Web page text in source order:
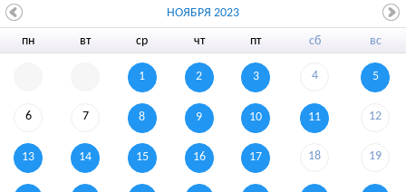
пн вт ср чт пт сб вс
1 2 3 4 5
6 7 8 9 10 11 12
13 14 15 16 17 18 19
НОЯБРЯ 2023